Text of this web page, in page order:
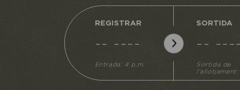
REGISTRAR
-- ----
Entrada: 4 p.m.
SORTIDA
-- ----
Sortida de
l'allotjament: